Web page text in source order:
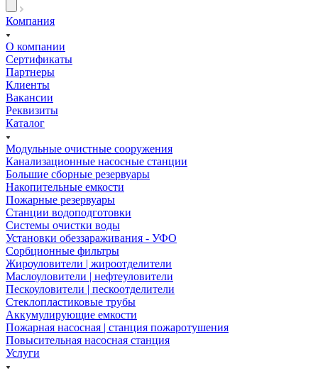
Компания
О компании
Сертификаты
Партнеры
Клиенты
Вакансии
Реквизиты
Каталог
Модульные очистные сооружения
Канализационные насосные станции
Большие сборные резервуары
Накопительные емкости
Пожарные резервуары
Станции водоподготовки
Системы очистки воды
Установки обеззараживания - УФО
Сорбционные фильтры
Жироуловители | жироотделители
Маслоуловители | нефтеуловители
Пескоуловители | пескоотделители
Стеклопластиковые трубы
Аккумулирующие емкости
Пожарная насосная | станция пожаротушения
Повысительная насосная станция
Услуги